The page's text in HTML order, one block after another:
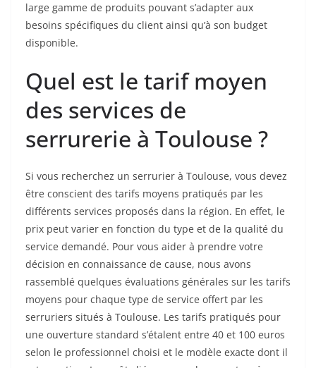
large gamme de produits pouvant s’adapter aux
besoins spécifiques du client ainsi qu’à son budget
disponible.
Quel est le tarif moyen
des services de
serrurerie à Toulouse ?
Si vous recherchez un serrurier à Toulouse, vous devez
être conscient des tarifs moyens pratiqués par les
différents services proposés dans la région. En effet, le
prix peut varier en fonction du type et de la qualité du
service demandé. Pour vous aider à prendre votre
décision en connaissance de cause, nous avons
rassemblé quelques évaluations générales sur les tarifs
moyens pour chaque type de service offert par les
serruriers situés à Toulouse. Les tarifs pratiqués pour
une ouverture standard s’étalent entre 40 et 100 euros
selon le professionnel choisi et le modèle exacte dont il